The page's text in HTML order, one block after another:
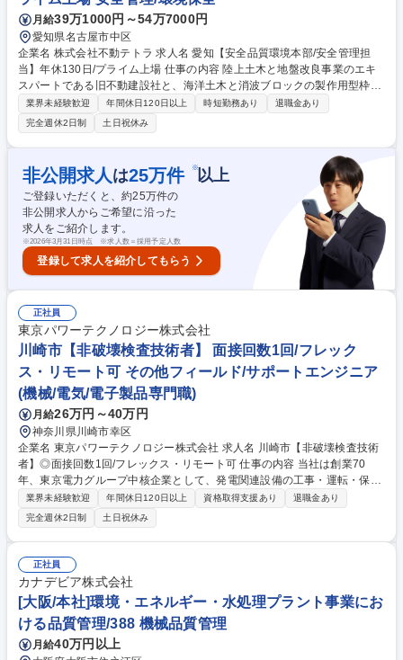
月給39万1000円～54万7000円
愛知県名古屋市中区
企業名 株式会社不動テトラ 求人名 愛知【安全品質環境本部/安全管理担
当】年休130日/プライム上場 仕事の内容 陸上土木と地盤改良事業のエキ
スパートである旧不動建設社と、海洋土木と消波ブロックの製作用型枠賃
貸を行う旧テトラ社がひとつとなった当社。支店所属の電気主任技術者・
安全衛生担当者として、建設現場の支 援・指導や電気知識を活かした業務
をお任せします。 【詳細】■建設現場において安全衛生パトロールの実施
■パトロール結果により現場への支援・指導、パトロール点検表の作成・
報告 ■ISO45001労働安全衛生マネジメントシステムの運用支援・指導 ■
安全衛生教育や事故災害発生時の対応 ■各本支店での安全衛生関係行事
（安全祈願、安全大会、安全衛生委員会、安全衛生協力会等々）の準備・
運営 募集職種 愛知【安全品質環境本部/安全管理担当】年休130日/プライ
ム上場
業界未経験歓迎 年間休日120日以上 時短勤務あり
退職金あり
完全週休2日制
土日祝休み
非公開求人 は25万件 ※以上
ご登録いただくと、約25万件の
非公開求人からご希望に沿った
求人をご紹介します。
※2026年3月31日時点 ※求人数＝採用予定人数
登録して求人を紹介してもらう
正社員
東京パワーテクノロジー株式会社
川崎市【非破壊検査技術者】 面接回数1回/フレック
ス・リモート可 その他フィールド/サポートエンジニア
(機械/電気/電子製品専門職)
月給26万円～40万円
神奈川県川崎市幸区
企業名 東京パワーテクノロジー株式会社 求人名 川崎市【非破壊検査技術
者】◎面接回数1回/フレックス・リモート可 仕事の内容 当社は創業70
年、東京電力グループ中核企業として、発電関連設備の工事・運転・保守
と一貫したエンジニアリングサービスを提供。そんな当社にて、非破壊検
査業務をお任せ致します。 【業務詳細】川崎事務所にて主に発電所内設備
の非破壊検査業務を担当頂きます。年間で6か月程度の出張が発生する可
能性がございますが、基本業務は平日日中のみで、オンオフ切り替えて働
いて頂くことができ、状況に応じて在宅勤務も可能です。※現場は千葉・
茨城エリアが多いです。 また、資格支援が豊富で、受験料のみならず、資
格取得のための研修や教材費の負担、受験日の特別休暇の付与などがあり
ます。 募集職種 川崎市【非破壊検査技術者】◎面接回数1回/フレック
ス・リモート可
業界未経験歓迎 年間休日120日以上 資格取得支援あり
退職金あり
完全週休2日制
土日祝休み
正社員
カナデビア株式会社
[大阪/本社]環境・エネルギー・水処理プラント事業にお
ける品質管理/388 機械品質管理
月給40万円以上